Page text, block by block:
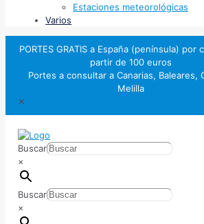
Estaciones meteorológicas
Varios
PORTES GRATIS a España (península) por
partir de 100 euros
Portes a consultar a Canarias, Baleares,
Melilla
✕
Buscar
×
Buscar
×